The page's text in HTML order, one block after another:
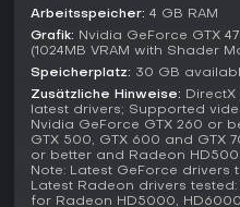
Domination und Artifact
Kontrolle von Gebieten oder
Schwerpunkt auf präzise
lassen sich eigene
Runden erstellen.
Erkundung und Fortschritt
Die Karibik-Karte lädt zur
Aussichtspunkte enthüllen
Schiffe stellen
Arbeitsspeicher: 4 GB RAM
Grafik: Nvidia GeForce GTX
(1024MB VRAM with Shader
Speicherplatz: 30 GB
Zusätzliche Hinweise:
latest drivers; Supported
Nvidia GeForce GTX 260 or
GTX 500, GTX 600 and GTX
or better and Radeon
Note: Latest GeForce drivers
Latest Radeon drivers tested:
for Radeon HD5000,